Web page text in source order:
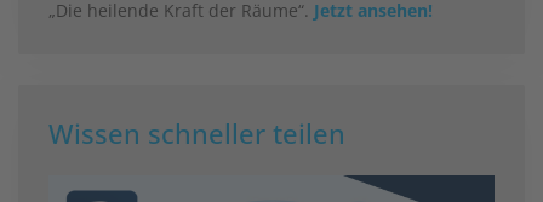
„Die heilende Kraft der Räume“. Jetzt ansehen!
Wissen schneller teilen